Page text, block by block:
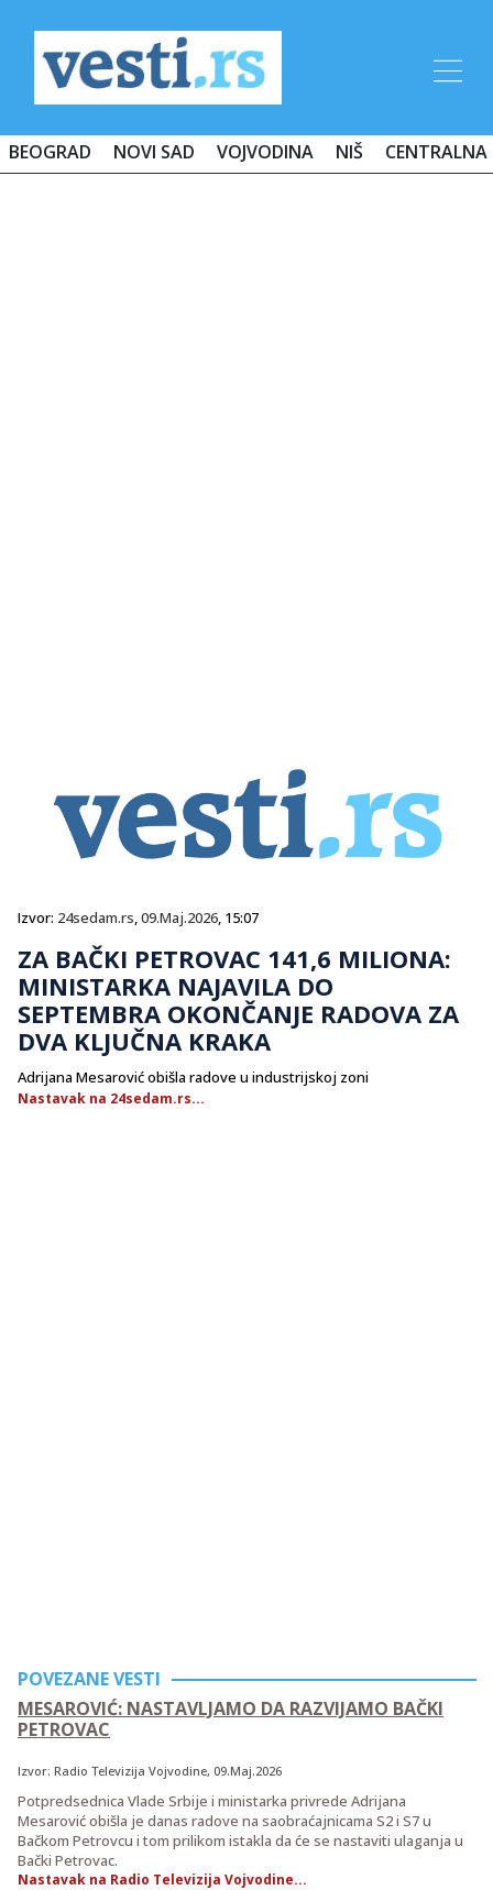
BEOGRAD NOVI SAD VOJVODINA NIŠ CENTRALNA
Izvor: 24sedam.rs,09.Maj.2026, 15:07
ZA BAČKI PETROVAC 141,6 MILIONA:
MINISTARKA NAJAVILA DO
SEPTEMBRA OKONČANJE RADOVA ZA
DVA KLJUČNA KRAKA
Adrijana Mesarović obišla radove u industrijskoj zoni
Nastavak na 24sedam.rs...
POVEZANE VESTI
MESAROVIĆ: NASTAVLJAMO DA RAZVIJAMO BAČKI
PETROVAC
Izvor: Radio Televizija Vojvodine, 09.Maj.2026
Potpredsednica Vlade Srbije i ministarka privrede Adrijana
Mesarović obišla je danas radove na saobraćajnicama S2 i S7 u
Bačkom Petrovcu i tom prilikom istakla da će se nastaviti ulaganja u
Bački Petrovac.
Nastavak na Radio Televizija Vojvodine...